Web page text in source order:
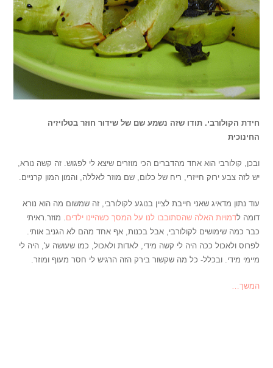
חידת הקולורבי. תודו שזה נשמע שם של שידור חוזר בטלויזיה
החינוכית
ובכן, קולורבי הוא אחד מהדברים הכי מוזרים שיצא לי לפגוש. זה קשה נורא,
יש לזה צבע ירוק חייזרי, ריח של כלום, שם מוזר לאללה, והמון המון קרניים.
עוד נתון מדאיג שאני חייבת לציין בנוגע לקולורבי, זה שמשום מה הוא נורא
דומה לדמויות האלה שהסתובבו לנו על המסך כשהיינו ילדים. מוזר.ראיתי
כבר כמה שימושים לקולורבי, אבל בכנות, אף אחד מהם לא הגניב אותי.
לפרוס ולאכול ככה היה לי קשה מידי, לאדות ולאכול, כמו שעושה ע', היה לי
מיימי מידי. ובכלל- כל מה שקשור בירק הזה הרגיש לי חסר מעוף ומוזר.
המשך…